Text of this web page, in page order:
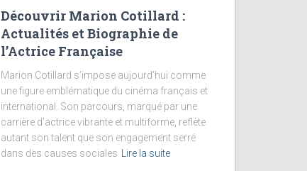
Découvrir Marion Cotillard :
Actualités et Biographie de
l’Actrice Française
Marion Cotillard s’impose aujourd’hui comme
une figure emblématique du cinéma français et
international. Son parcours, marqué par une
carrière d’actrice vibrante et multiforme, reflète
autant son talent que son engagement serré
dans des causes sociales
Lire la suite